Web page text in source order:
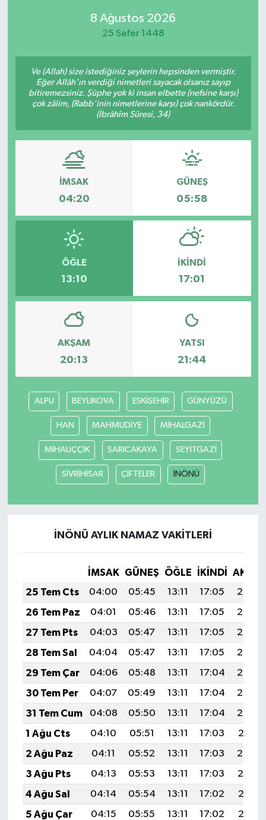
8 Ağustos 2026
25 Safer 1448
Ve (Allah) size istediğiniz şeylerin hepsinden vermiştir.
Eğer Allâh'ın verdiği nimetleri sayacak olsanız sayıp
bitiremezsiniz. Şüphe yok ki insan elbette (nefsine karşı)
çok zâlim, (Rabb'inin nimetlerine karşı) çok nankördür.
(İbrâhîm Sûresi, 34)
İMSAK
04:20
GÜNEŞ
05:58
ÖĞLE
13:10
İKINDI
17:01
AKŞAM
20:13
YATSI
21:44
ALPU BEYLİKOVA ESKİŞEHİR GÜNYÜZÜ
HAN MAHMUDİYE MİHALGAZİ
MİHALIÇÇIK SARICAKAYA SEYİTGAZİ
SİVRİHİSAR ÇİFTELER İNÖNÜ
İNÖNÜ AYLIK NAMAZ VAKITLERI
İMSAK GÜNEŞ ÖĞLE İKINDI
25 Tem Cts
04:00 05:45 13:11 17:05
20:27
26 Tem Paz
04:01 05:46 13:11 17:05
20:26
27 Tem Pts
04:03 05:47 13:11 17:05
20:26
28 Tem Sal
04:04 05:47 13:11 17:05
20:25
29 Tem Çar
04:06 05:48 13:11 17:04
20:24
30 Tem Per
04:07 05:49 13:11 17:04
20:23
31 Tem Cum
04:08 05:50 13:11 17:04
20:22
1 Ağu Cts
04:10 05:51 13:11 17:03
20:21
2 Ağu Paz
04:11 05:52 13:11 17:03
20:20
3 Ağu Pts
04:13 05:53 13:11 17:03
20:19
4 Ağu Sal
04:14 05:54 13:11 17:02
20:17
5 Ağu Çar
04:15 05:55 13:11 17:02
20:16
FRAGMANLAR